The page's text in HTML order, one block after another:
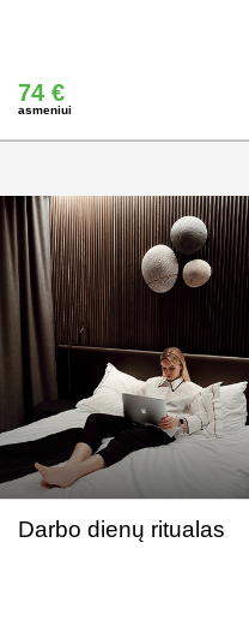
74 €
asmeniui
Darbo dienų ritualas